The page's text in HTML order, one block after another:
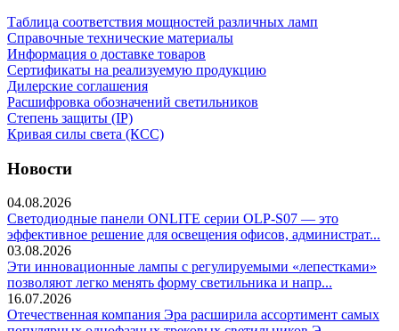
Таблица соответствия мощностей различных ламп
Справочные технические материалы
Информация о доставке товаров
Сертификаты на реализуемую продукцию
Дилерские соглашения
Расшифровка обозначений светильников
Степень защиты (IP)
Кривая силы света (КСС)
Новости
04.08.2026
Светодиодные панели ONLITE серии OLP-S07 — это
эффективное решение для освещения офисов, администрат...
03.08.2026
Эти инновационные лампы с регулируемыми «лепестками»
позволяют легко менять форму светильника и напр...
16.07.2026
Отечественная компания Эра расширила ассортимент самых